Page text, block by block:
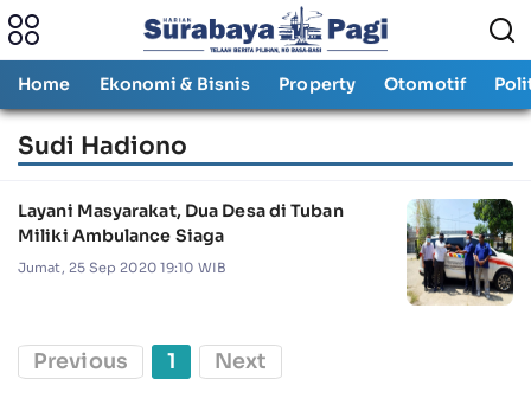
Home Ekonomi & Bisnis Property Otomotif
Sudi Hadiono
Layani Masyarakat, Dua Desa di Tuban
Miliki Ambulance Siaga
Jumat, 25 Sep 2020 19:10 WIB
Previous 1 Next